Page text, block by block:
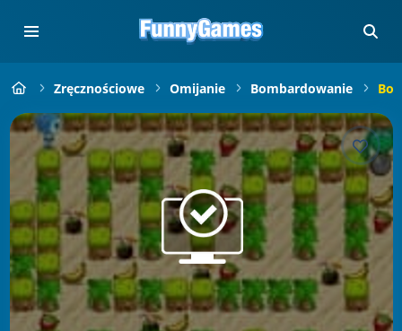
Zręcznościowe Omijanie Bombardowanie